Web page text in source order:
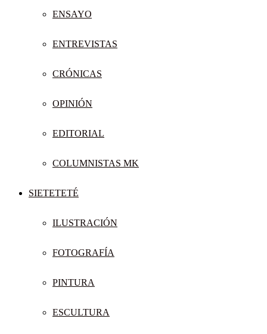
ENSAYO
ENTREVISTAS
CRÓNICAS
OPINIÓN
EDITORIAL
COLUMNISTAS MK
SIETETETÉ
ILUSTRACIÓN
FOTOGRAFÍA
PINTURA
ESCULTURA